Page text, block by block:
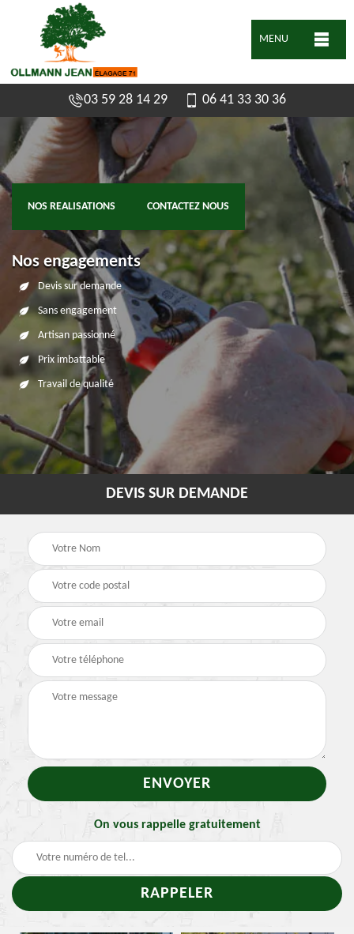
MENU
03 59 28 14 29 06 41 33 30 36
NOS REALISATIONS CONTACTEZ NOUS
Nos engagements
Devis sur demande
Sans engagement
Artisan passionné
Prix imbattable
Travail de qualité
DEVIS SUR DEMANDE
On vous rappelle gratuitement